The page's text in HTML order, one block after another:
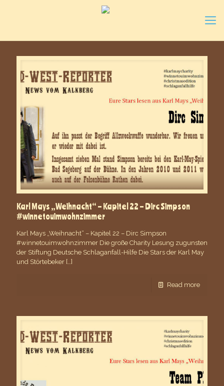
Karl Mays „Weihnacht“ – Kapitel 22 – Dirc Simpson
#winnetouimwohnzimmer
Karl Mays „Weihnacht“ – Kapitel 22 – Dirc Simpson
#winnetouimwohnzimmer Die große Charity Lesung zugunsten
der Stiftung Deutsche Schlaganfall-Hilfe Die Stars der Karl May
und Störtebeker […]
Read more